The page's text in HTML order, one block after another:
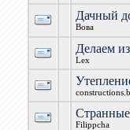
Дачный
Вова
Делаем
Lex
Filippcha